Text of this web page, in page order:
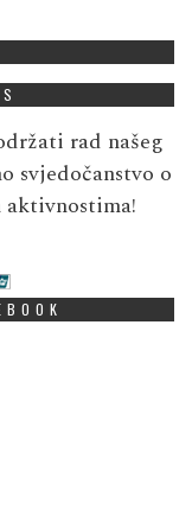
rad našeg
svjedočanstvo o